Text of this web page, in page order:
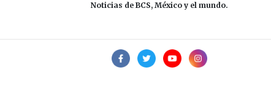
Noticias de BCS, México y el mundo.